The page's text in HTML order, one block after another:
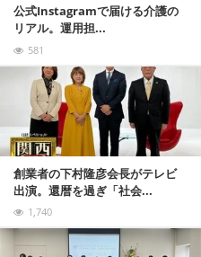
公式Instagramで届ける介護の
リアル。運用担...
581
創業者の下村隆彦会長がテレビ
出演。還暦を過ぎ「社会...
1,740